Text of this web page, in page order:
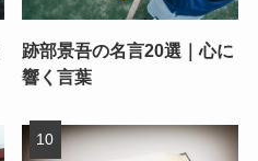
跡部景吾の名言20選｜心に
響く言葉